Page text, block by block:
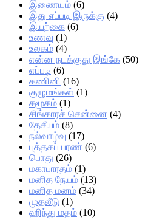
இணையம் (6)
இது எப்படி இருக்கு (4)
இயற்கை (6)
உணவு (1)
உலகம் (4)
என்ன நடக்குது இங்கே (50)
எப்படி (6)
கணினி (16)
குழுமங்கள் (1)
சமூகம் (1)
சிங்காரச் சென்னை (4)
தேசீயம் (8)
நல்வாழ்வு (17)
புத்தகப் பரண் (6)
பொது (26)
மகாபாரதம் (1)
மனித நேயம் (13)
மனித மனம் (34)
முதலீடு (1)
ஹிந்து மதம் (10)